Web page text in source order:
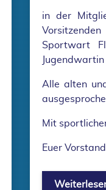
in der
Sportwart
Alle alten
Mit
Euer Vorstand